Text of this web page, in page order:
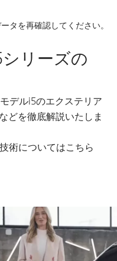
タを再確認してください。
リーズの
デルi5のエクステリア
どを徹底解説いたしま
術についてはこちら